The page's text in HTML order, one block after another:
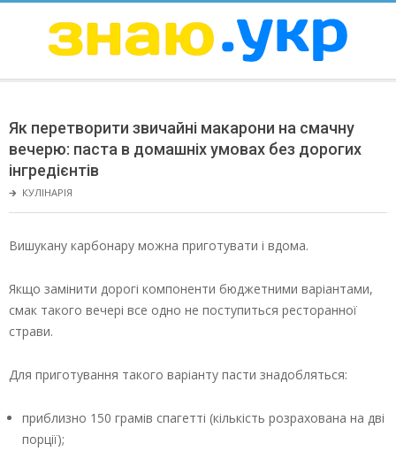
ЗНАЮ
Menu
Як перетворити звичайні макарони на смачну
вечерю: паста в домашніх умовах без дорогих
інгредієнтів
🡲 КУЛІНАРІЯ
Вишукану карбонару можна приготувати і вдома.
Якщо замінити дорогі компоненти бюджетними варіантами,
смак такого вечері все одно не поступиться ресторанної
страви.
Для приготування такого варіанту пасти знадобляться:
приблизно 150 грамів спагетті (кількість розрахована на дві
порції);